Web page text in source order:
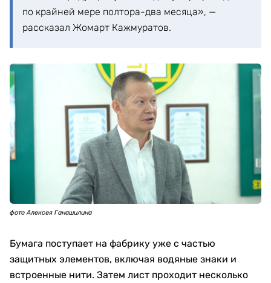
по крайней мере полтора-два месяца», —
рассказал Жомарт Кажмуратов.
фото Алексея Ганашилина
Бумага поступает на фабрику уже с частью
защитных элементов, включая водяные знаки и
встроенные нити. Затем лист проходит несколько